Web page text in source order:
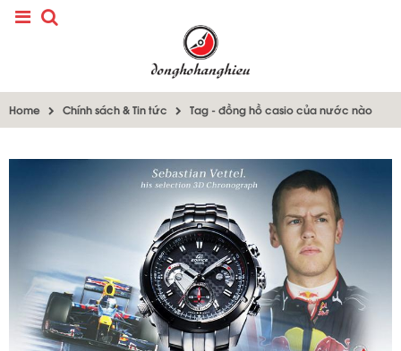
Home Chính sách & Tin tức Tag - đồng hồ casio của nước nào